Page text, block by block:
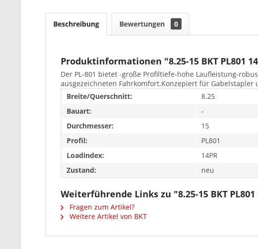
Beschreibung Bewertungen 0
Produktinformationen "8.25-15 BKT PL801
Der PL-801 bietet -große Profiltiefe-hohe Laufleistung-
ausgezeichneten Fahrkomfort.Konzepiert für Gabelstapler
Breite/Querschnitt:
8.25
Bauart:
-
Durchmesser:
15
Profil:
PL801
Loadindex:
14PR
Zustand:
neu
Weiterführende Links zu "8.25-15 BKT PL801
Fragen zum Artikel?
Weitere Artikel von BKT